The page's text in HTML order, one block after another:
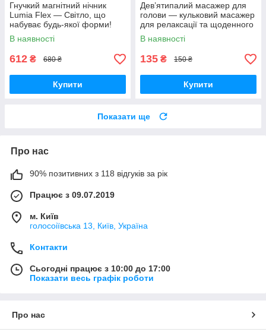
Гнучкий магнітний нічник
Lumia Flex — Світло, що
набуває будь-якої форми!
В наявності
612 ₴ 680 ₴
Купити
Дев’ятипалий масажер для
голови — кульковий масажер
для релаксації та щоденного
комфорту
В наявності
135 ₴ 150 ₴
Купити
Показати ще
Про нас
90% позитивних з 118 відгуків за рік
Працює з 09.07.2019
м. Київ
голосоіївська 13, Київ, Україна
Контакти
Сьогодні працює з 10:00 до 17:00
Показати весь графік роботи
Про нас